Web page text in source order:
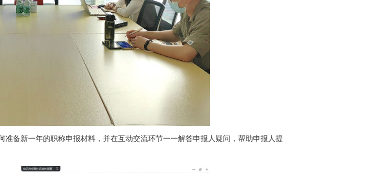
备新一年的职称申报材料，并在互动交流环节一一解答申报人疑问，帮助申报人提